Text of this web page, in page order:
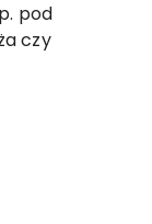
pod
czy